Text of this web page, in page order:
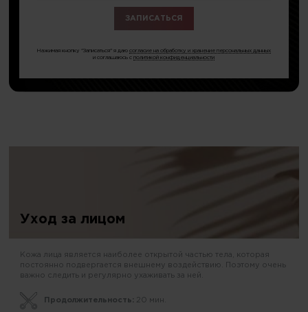
Нажимая кнопку "Записаться" я даюсогласие на обработку и хранение персональных данных
и соглашаюсь сполитикой конфиденциальности
Уход за лицом
Кожа лица является наиболее открытой частью тела, которая
постоянно подвергается внешнему воздействию. Поэтому очень
важно следить и регулярно ухаживать за ней.
Продолжительность: 20 мин.